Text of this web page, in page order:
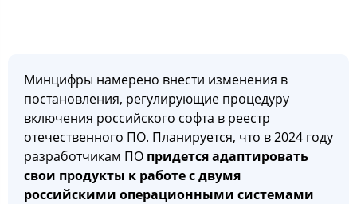
Минцифры намерено внести изменения в
постановления, регулирующие процедуру
включения российского софта в реестр
отечественного ПО. Планируется, что в 2024 году
разработчикам ПО придется адаптировать
свои продукты к работе с двумя
российскими операционными системами